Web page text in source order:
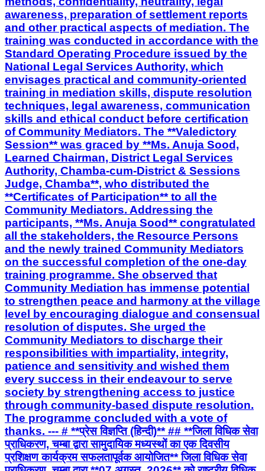
awareness, preparation of settlement reports
and other practical aspects of mediation. The
training was conducted in accordance with the
Standard Operating Procedure issued by the
National Legal Services Authority, which
envisages practical and community-oriented
training in mediation skills, dispute resolution
techniques, legal awareness, communication
skills and ethical conduct before certification
of Community Mediators. The **Valedictory
Session** was graced by **Ms. Anuja Sood,
Learned Chairman, District Legal Services
Authority, Chamba-cum-District & Sessions
Judge, Chamba**, who distributed the
**Certificates of Participation** to all the
Community Mediators. Addressing the
participants, **Ms. Anuja Sood** congratulated
all the stakeholders, the Resource Persons
and the newly trained Community Mediators
on the successful completion of the one-day
training programme. She observed that
Community Mediation has immense potential
to strengthen peace and harmony at the village
level by encouraging dialogue and consensual
resolution of disputes. She urged the
Community Mediators to discharge their
responsibilities with impartiality, integrity,
patience and sensitivity and wished them
every success in their endeavour to serve
society by strengthening access to justice
through community-based dispute resolution.
The programme concluded with a vote of
thanks. --- # **प्रेस विज्ञप्ति (हिन्दी)** ## **जिला विधिक सेवा
प्राधिकरण, चम्बा द्वारा सामुदायिक मध्यस्थों का एक दिवसीय
प्रशिक्षण कार्यक्रम सफलतापूर्वक आयोजित** जिला विधिक सेवा